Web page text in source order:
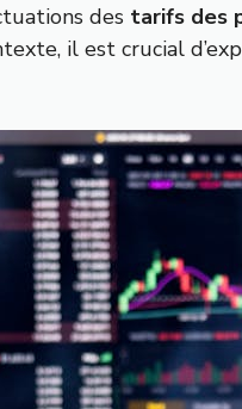
des tarifs des
il est crucial